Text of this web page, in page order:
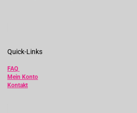
Quick-Links
FAQ
Mein Konto
Kontakt